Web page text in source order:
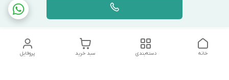
پروفایل سبد خرید دسته‌بندی خانه